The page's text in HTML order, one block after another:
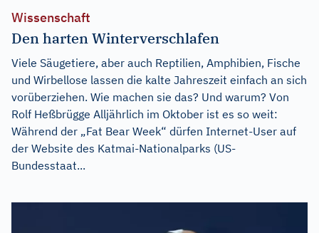
Wissenschaft
Den harten Winterverschlafen
Viele Säugetiere, aber auch Reptilien, Amphibien, Fische
und Wirbellose lassen die kalte Jahreszeit einfach an sich
vorüberziehen. Wie machen sie das? Und warum? Von
Rolf Heßbrügge Alljährlich im Oktober ist es so weit:
Während der „Fat Bear Week“ dürfen Internet-User auf
der Website des Katmai-Nationalparks (US-
Bundesstaat...